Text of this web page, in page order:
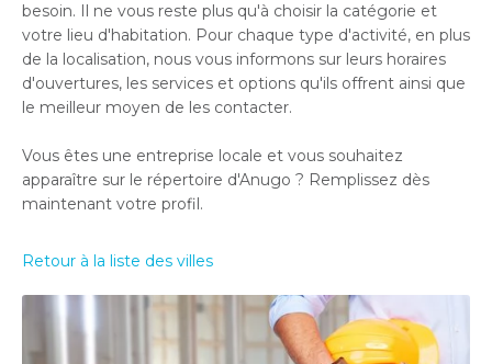
besoin. Il ne vous reste plus qu'à choisir la catégorie et
votre lieu d'habitation. Pour chaque type d'activité, en plus
de la localisation, nous vous informons sur leurs horaires
d'ouvertures, les services et options qu'ils offrent ainsi que
le meilleur moyen de les contacter.
Vous êtes une entreprise locale et vous souhaitez
apparaître sur le répertoire d'Anugo ? Remplissez dès
maintenant votre profil.
Retour à la liste des villes